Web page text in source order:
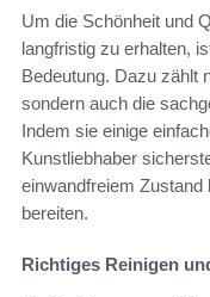
Um die Schönheit und
langfristig zu erhalten,
Bedeutung. Dazu zählt
sondern auch die
Indem sie einige
Kunstliebhaber
einwandfreiem Zustand
bereiten.
Richtiges Reinigen